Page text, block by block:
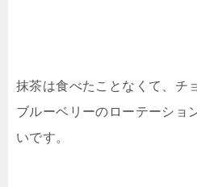
抹茶は食べたことなくて、チ
ブルーベリーのローテーショ
いです。